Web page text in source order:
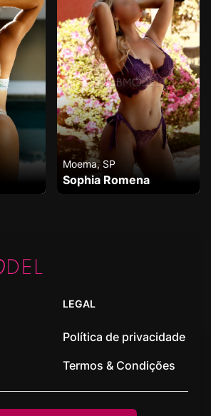
Moema, SP
Sophia Romena
LEGAL
Política de privacidade
Termos & Condições